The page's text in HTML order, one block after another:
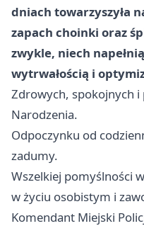
dniach towarzyszyła
zapach choinki oraz
zwykle, niech
wytrwałością i
Zdrowych, spokojnych i
Narodzenia.
Odpoczynku od
zadumy.
Wszelkiej pomyślności
w życiu osobistym i
Komendant Miejski